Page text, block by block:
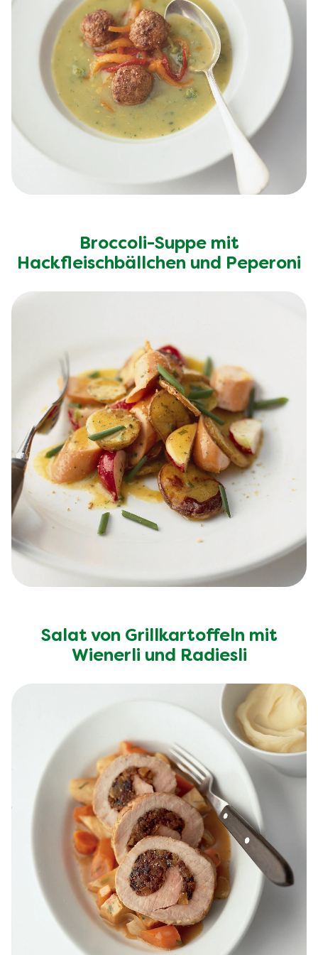
Broccoli-Suppe mit
Hackfleischbällchen und Peperoni
Salat von Grillkartoffeln mit
Wienerli und Radiesli